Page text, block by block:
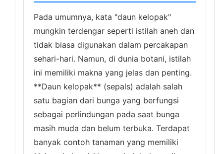
Pada umumnya, kata "daun kelopak"
mungkin terdengar seperti istilah aneh dan
tidak biasa digunakan dalam percakapan
sehari-hari. Namun, di dunia botani, istilah
ini memiliki makna yang jelas dan penting.
**Daun kelopak** (sepals) adalah salah
satu bagian dari bunga yang berfungsi
sebagai perlindungan pada saat bunga
masih muda dan belum terbuka. Terdapat
banyak contoh tanaman yang memiliki